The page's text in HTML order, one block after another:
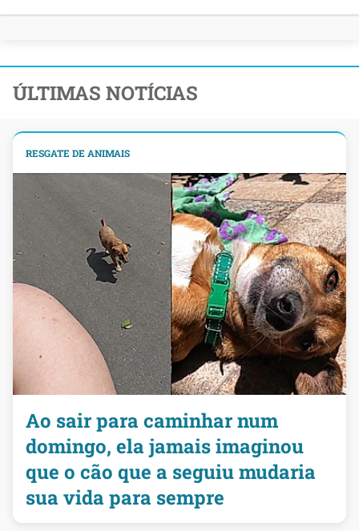
ÚLTIMAS NOTÍCIAS
RESGATE DE ANIMAIS
Ao sair para caminhar num
domingo, ela jamais imaginou
que o cão que a seguiu mudaria
sua vida para sempre